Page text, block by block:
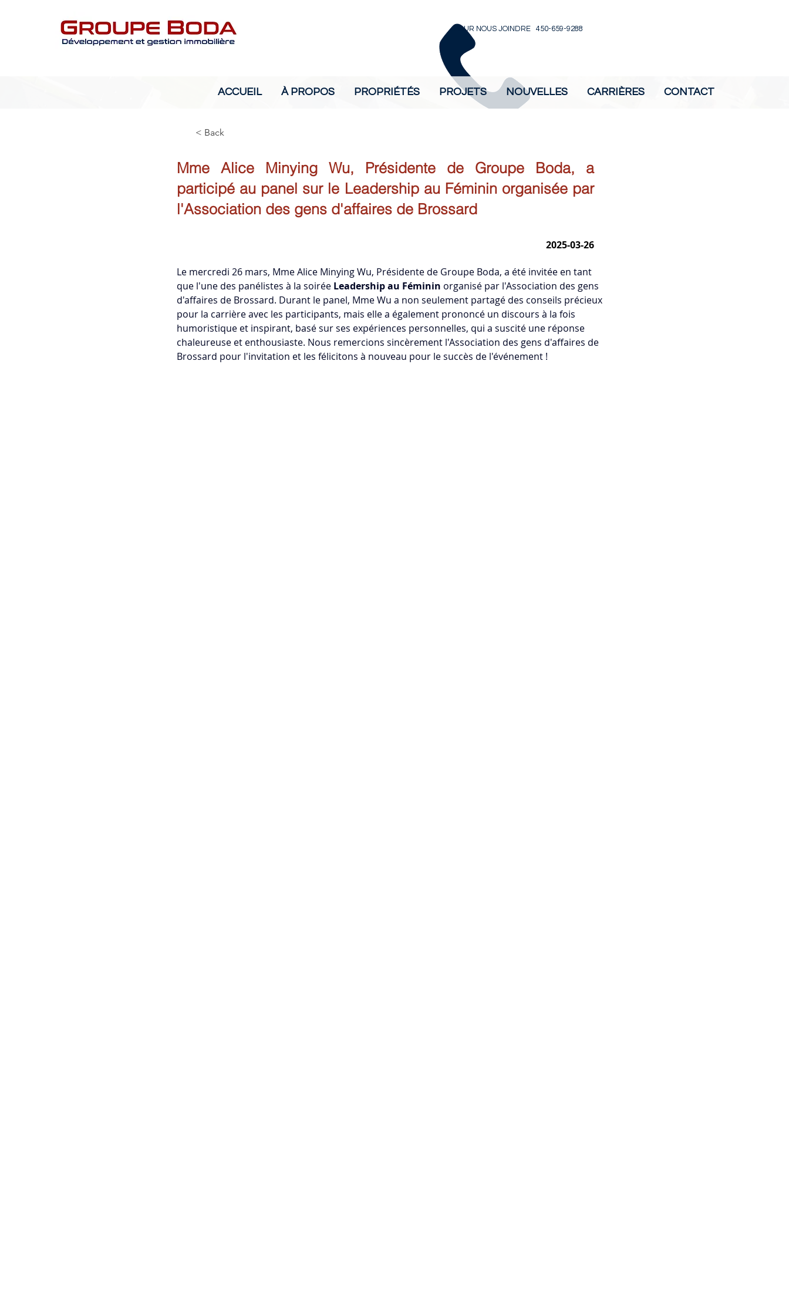
POUR NOUS JOINDRE 450-659-9288
< Back
Mme Alice Minying Wu, Présidente de Groupe Boda, a
participé au panel sur le Leadership au Féminin organisée par
l'Association des gens d'affaires de Brossard
2025-03-26
Le mercredi 26 mars, Mme Alice Minying Wu, Présidente de Groupe Boda, a été invitée en tant
que l'une des panélistes à la soirée Leadership au Féminin organisé par l'Association des gens
d'affaires de Brossard. Durant le panel, Mme Wu a non seulement partagé des conseils précieux
pour la carrière avec les participants, mais elle a également prononcé un discours à la fois
humoristique et inspirant, basé sur ses expériences personnelles, qui a suscité une réponse
chaleureuse et enthousiaste. Nous remercions sincèrement l'Association des gens d'affaires de
Brossard pour l'invitation et les félicitons à nouveau pour le succès de l'événement !
ACCUEIL À PROPOS PROPRIÉTÉS PROJETS NOUVELLES CARRIÈRES CONTACT